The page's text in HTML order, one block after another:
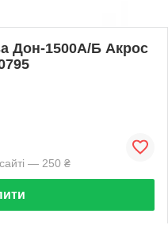
Дон-1500А/Б Акрос
— 250 ₴